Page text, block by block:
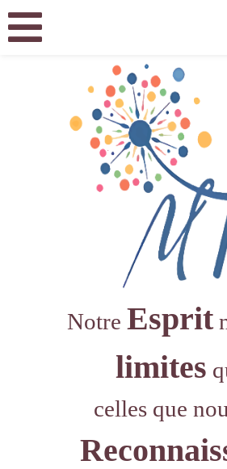
Notre Esprit
limites
celles que